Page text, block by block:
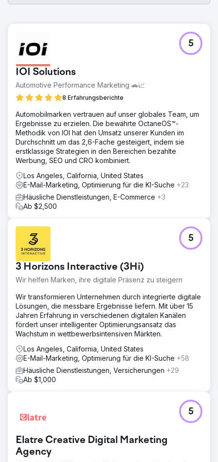
IOI Solutions
Automotive Performance Marketing 🚗📈
8 Erfahrungsberichte
5
Automobilmarken vertrauen auf unser globales Team, um
Ergebnisse zu erzielen. Die bewährte OctaneOS™-
Methodik von IOI hat den Umsatz unserer Kunden im
Durchschnitt um das 2,6-Fache gesteigert, indem sie
erstklassige Strategien in den Bereichen bezahlte
Werbung, SEO und CRO kombiniert.
Los Angeles, California, United States
E-Mail-Marketing, Optimierung für die KI-Suche +23
Häusliche Dienstleistungen, E-Commerce +3
Ab $2,500
3 Horizons Interactive (3Hi)
Wir helfen Marken, ihre digitale Präsenz zu steigern
5
Wir transformieren Unternehmen durch integrierte digitale
Lösungen, die messbare Ergebnisse liefern. Mit über 15
Jahren Erfahrung in verschiedenen digitalen Kanälen
fördert unser intelligenter Optimierungsansatz das
Wachstum in wettbewerbsintensiven Märkten.
Los Angeles, California, United States
E-Mail-Marketing, Optimierung für die KI-Suche +58
Häusliche Dienstleistungen, Versicherungen +29
Ab $1,000
Elatre Creative Digital Marketing
Agency
5